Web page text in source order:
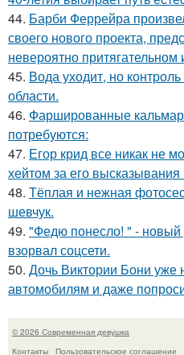
44. Барби Феррейра
своего нового проекта,
невероятно
45. Вода уходит, но
области.
46. Фаршированные
потребуются:
47. Егор крид все никак не
хейтом за его высказывания
48. Тёплая и нежная
шевчук.
49. "Федю понесло! " -
взорвал соцсети.
50. Дочь Виктории Бони уже
автомобилям и даже
© 2026 Современная девушка
Контакты
Пользовательское соглашение